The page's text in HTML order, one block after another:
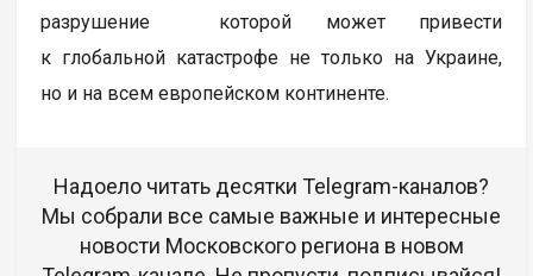
разрушение которой может привести
к глобальной катастрофе не только на Украине,
но и на всем европейском континенте.
Надоело читать десятки Telegram-каналов?
Мы собрали все самые важные и интересные
новости Московского региона в новом